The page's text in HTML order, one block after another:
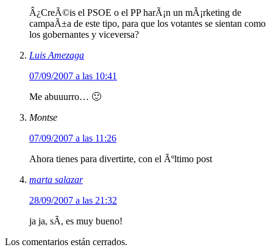
Â¿CreÃ©is el PSOE o el PP harÃ¡n un mÃ¡rketing de
campaÃ±a de este tipo, para que los votantes se sientan como
los gobernantes y viceversa?
Luis Amezaga
07/09/2007 a las 10:41
Me abuuurro… 🙂
Montse
07/09/2007 a las 11:26
Ahora tienes para divertirte, con el Ãºltimo post
marta salazar
28/09/2007 a las 21:32
ja ja, sÃ­, es muy bueno!
Los comentarios están cerrados.